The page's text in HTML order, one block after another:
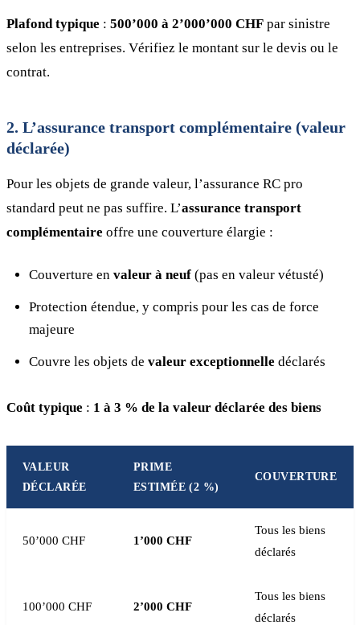
Plafond typique : 500’000 à 2’000’000 CHF par sinistre
selon les entreprises. Vérifiez le montant sur le devis ou le
contrat.
2. L’assurance transport complémentaire (valeur
déclarée)
Pour les objets de grande valeur, l’assurance RC pro
standard peut ne pas suffire. L’assurance transport
complémentaire offre une couverture élargie :
Couverture en valeur à neuf (pas en valeur vétusté)
Protection étendue, y compris pour les cas de force
majeure
Couvre les objets de valeur exceptionnelle déclarés
Coût typique : 1 à 3 % de la valeur déclarée des biens
VALEUR
DÉCLARÉE
PRIME
ESTIMÉE (2 %)
COUVERTURE
50’000 CHF 1’000 CHF
Tous les biens
déclarés
100’000 CHF 2’000 CHF
Tous les biens
déclarés